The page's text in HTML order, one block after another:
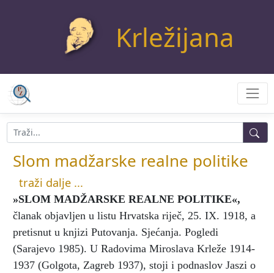
Krležijana
Slom madžarske realne politike
traži dalje ...
»SLOM MADŽARSKE REALNE POLITIKE«,
članak objavljen u listu Hrvatska riječ, 25. IX. 1918, a
pretisnut u knjizi Putovanja. Sjećanja. Pogledi
(Sarajevo 1985). U Radovima Miroslava Krleže 1914-
1937 (Golgota, Zagreb 1937), stoji i podnaslov Jaszi o